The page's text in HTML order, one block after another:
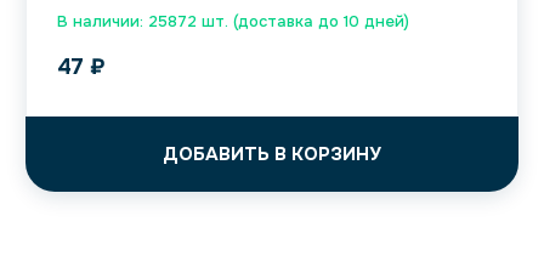
В наличии: 25872 шт. (доставка до 10 дней)
47 ₽
ДОБАВИТЬ В КОРЗИНУ